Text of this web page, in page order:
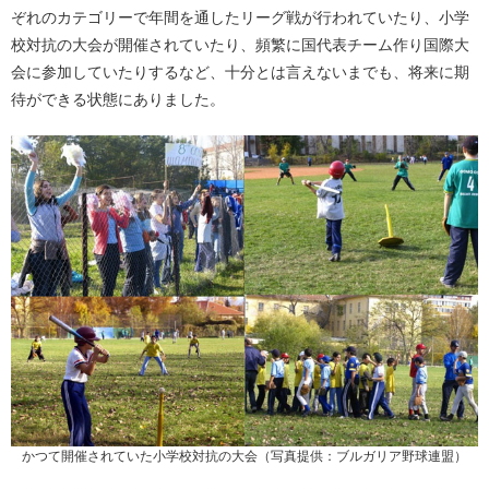
ぞれのカテゴリーで年間を通したリーグ戦が行われていたり、小学
校対抗の大会が開催されていたり、頻繁に国代表チーム作り国際大
会に参加していたりするなど、十分とは言えないまでも、将来に期
待ができる状態にありました。
かつて開催されていた小学校対抗の大会（写真提供：ブルガリア野球連盟）